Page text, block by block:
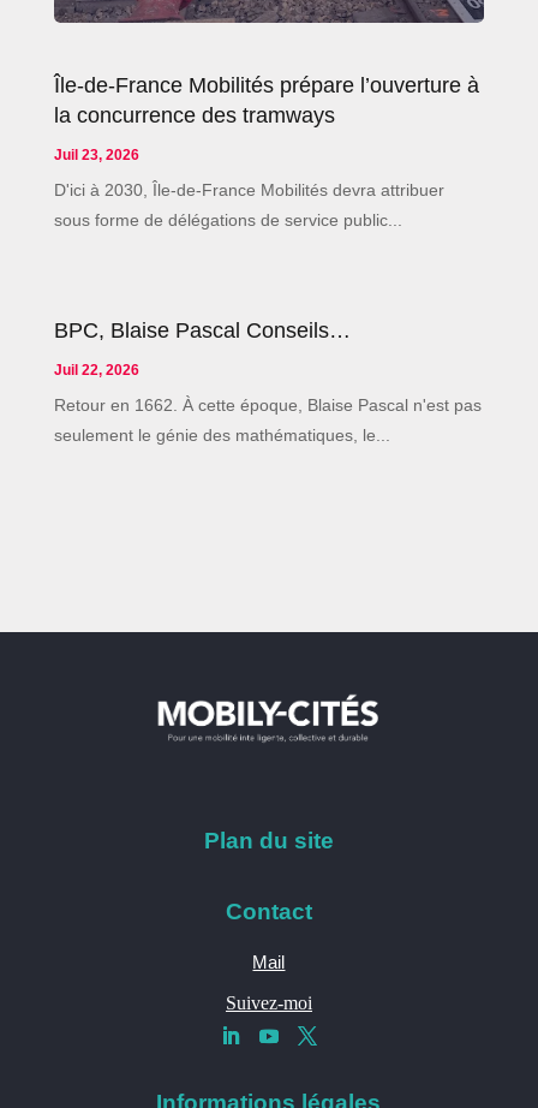
Île-de-France Mobilités prépare l’ouverture à
la concurrence des tramways
Juil 23, 2026
D'ici à 2030, Île-de-France Mobilités devra attribuer
sous forme de délégations de service public...
BPC, Blaise Pascal Conseils…
Juil 22, 2026
Retour en 1662. À cette époque, Blaise Pascal n'est pas
seulement le génie des mathématiques, le...
Plan du site
Contact
Mail
Suivez-moi
Informations légales